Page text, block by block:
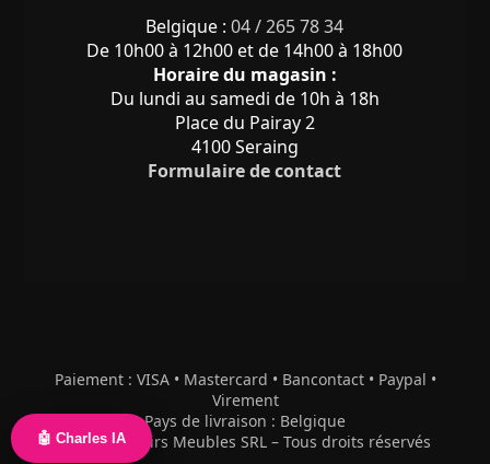
Belgique :04 / 265 78 34
De 10h00 à 12h00 et de 14h00 à 18h00
Horaire du magasin :
Du lundi au samedi de 10h à 18h
Place du Pairay 2
4100 Seraing
Formulaire de contact
Paiement : VISA • Mastercard • Bancontact • Paypal •
Virement
Pays de livraison : Belgique
© 2026 Plaisirs Meubles SRL – Tous droits réservés
🤖 Charles IA